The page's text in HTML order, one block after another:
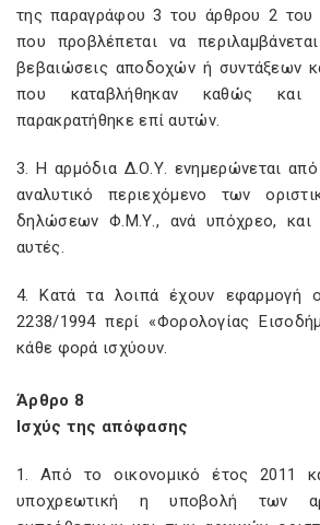
της παραγράφου 3 του άρθρου 2 του
που προβλέπεται να
βεβαιώσεις αποδοχών ή συντάξεων
που καταβλήθηκαν καθώς
παρακρατήθηκε επί αυτών.
3. Η αρμόδια Δ.Ο.Υ. ενημερώνεται
αναλυτικό περιεχόμενο των
δηλώσεων Φ.Μ.Υ., ανά υπόχρεο, και
αυτές.
4. Κατά τα λοιπά έχουν εφαρμογή
2238/1994 περί «Φορολογίας
κάθε φορά ισχύουν.
Άρθρο 8
Ισχύς της απόφασης
1. Από το οικονομικό έτος 2011
υποχρεωτική η υποβολή των